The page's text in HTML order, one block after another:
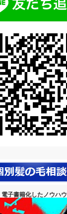
電子書籍化したノウハウ